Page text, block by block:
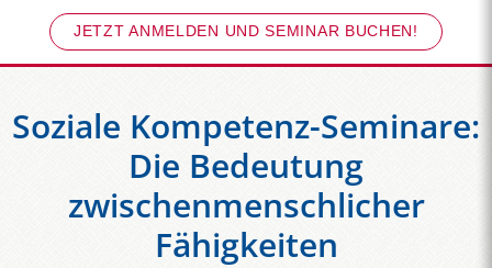
JETZT ANMELDEN UND SEMINAR BUCHEN!
Soziale Kompetenz-Seminare:
Die Bedeutung
zwischenmenschlicher
Fähigkeiten